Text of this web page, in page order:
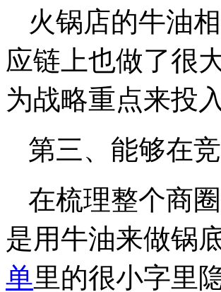
火锅店的牛油
应链上也做了很
为战略重点来投入
第三、能够在
在梳理整个商
是用牛油来做锅
单里的很小字里